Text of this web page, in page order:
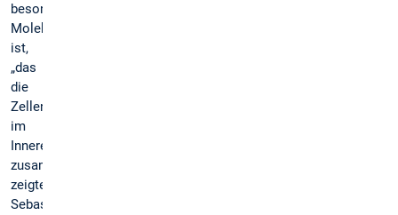
besonderes
Molekül
ist,
„das
die
Zellen
im
Inneren
zusammenhält“,
zeigte
Sebastian